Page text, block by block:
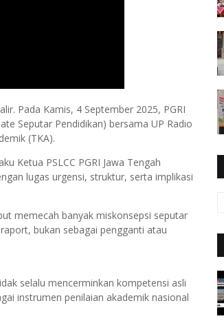
Pada Kamis, 4 September 2025, PGRI
Seputar Pendidikan) bersama UP Radio
(TKA).
Ketua PSLCC PGRI Jawa Tengah
lugas urgensi, struktur, serta implikasi
memecah banyak miskonsepsi seputar
bukan sebagai pengganti atau
selalu mencerminkan kompetensi asli
instrumen penilaian akademik nasional